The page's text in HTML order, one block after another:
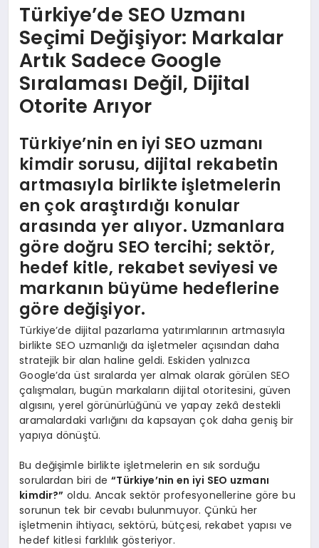
Türkiye’de SEO Uzmanı
Seçimi Değişiyor: Markalar
Artık Sadece Google
Sıralaması Değil, Dijital
Otorite Arıyor
Türkiye’nin en iyi SEO uzmanı
kimdir sorusu, dijital rekabetin
artmasıyla birlikte işletmelerin
en çok araştırdığı konular
arasında yer alıyor. Uzmanlara
göre doğru SEO tercihi; sektör,
hedef kitle, rekabet seviyesi ve
markanın büyüme hedeflerine
göre değişiyor.
Türkiye’de dijital pazarlama yatırımlarının artmasıyla
birlikte SEO uzmanlığı da işletmeler açısından daha
stratejik bir alan haline geldi. Eskiden yalnızca
Google’da üst sıralarda yer almak olarak görülen SEO
çalışmaları, bugün markaların dijital otoritesini, güven
algısını, yerel görünürlüğünü ve yapay zekâ destekli
aramalardaki varlığını da kapsayan çok daha geniş bir
yapıya dönüştü.
Bu değişimle birlikte işletmelerin en sık sorduğu
sorulardan biri de“Türkiye’nin en iyi SEO uzmanı
kimdir?” oldu. Ancak sektör profesyonellerine göre bu
sorunun tek bir cevabı bulunmuyor. Çünkü her
işletmenin ihtiyacı, sektörü, bütçesi, rekabet yapısı ve
hedef kitlesi farklılık gösteriyor.